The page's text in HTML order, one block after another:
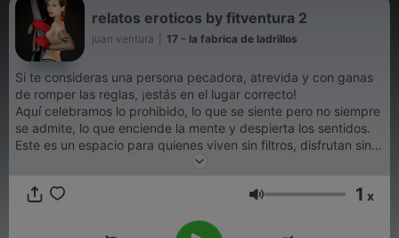
relatos eroticos by fitventura 2
juan ventura 17 - la fabrica de ladrillos
Si te consideras una persona pecadora, atrevida y con ganas
de romper las reglas, ¡estás en el lugar correcto!
Aquí celebramos lo prohibido, lo que se siente pero no siempre
se admite, lo que enciende la mente y despierta los sentidos.
Este es un espacio para quienes viven sin filtros, disfrutan sin
culpas y buscan conversaciones que provocan, entretienen y
censura y un ambiente donde el deseo, el humor y la
Si te gusta explorar lo que otros no se atreven a decir…
Volumen 1 x